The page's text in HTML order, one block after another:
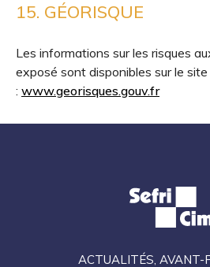
15. GÉORISQUE
Les informations sur les risques
exposé sont disponibles sur le site
: www.georisques.gouv.fr
ACTUALITÉS, AVANT-